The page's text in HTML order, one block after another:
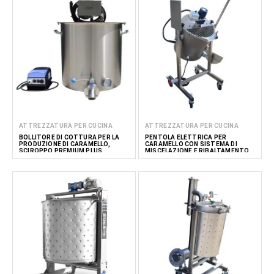
controllato e un funzionamento affidabile. FoodTechProcess
fornisce attrezzature per piccoli e medi produttori di snack,
aziende alimentari, attività HoReCa e cucine professionali.
ATTREZZATURA PER CUCINA
BOLLITORE DI COTTURA PER LA
PRODUZIONE DI CARAMELLO,
SCIROPPO PREMIUM PLUS
ATTREZZATURA PER CUCINA
PENTOLA ELETTRICA PER
CARAMELLO CON SISTEMA DI
MISCELAZIONE E RIBALTAMENTO
COOK MAK CARAMEL 30–150L